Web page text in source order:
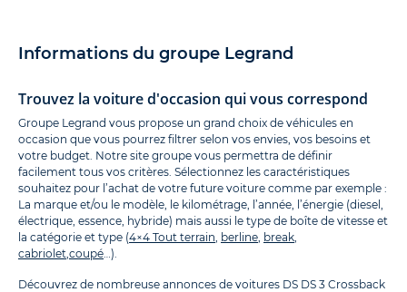
Informations du groupe Legrand
Trouvez la voiture d'occasion qui vous correspond
Groupe Legrand vous propose un grand choix de véhicules en
occasion que vous pourrez filtrer selon vos envies, vos besoins et
votre budget. Notre site groupe vous permettra de définir
facilement tous vos critères. Sélectionnez les caractéristiques
souhaitez pour l’achat de votre future voiture comme par exemple :
La marque et/ou le modèle, le kilométrage, l’année, l’énergie (diesel,
électrique, essence, hybride) mais aussi le type de boîte de vitesse et
la catégorie et type (4×4 Tout terrain berline break
cabriolet coupé …).
Découvrez de nombreuse annonces de voitures DS DS 3 Crossback